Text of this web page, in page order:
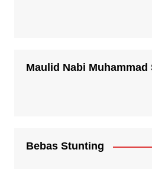
Maulid Nabi Muhammad
Bebas Stunting